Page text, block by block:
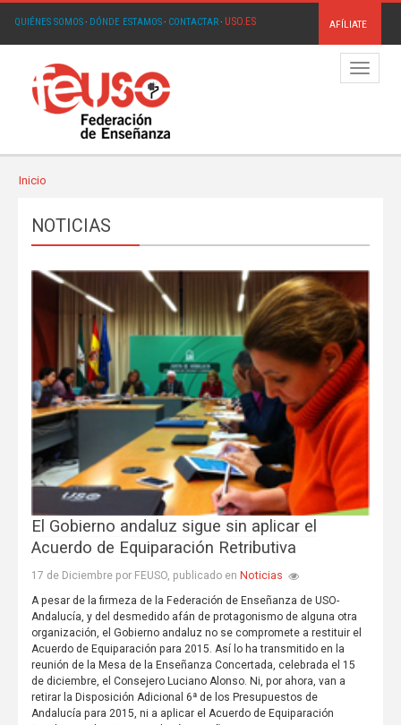
QUIÉNES SOMOS· DÓNDE ESTAMOS· CONTACTAR· USO.ES AFÍLIATE
Menú
Inicio
NOTICIAS
El Gobierno andaluz sigue sin aplicar el
Acuerdo de Equiparación Retributiva
17 de Diciembre por FEUSO, publicado en Noticias
A pesar de la firmeza de la Federación de Enseñanza de USO-
Andalucía, y del desmedido afán de protagonismo de alguna otra
organización, el Gobierno andaluz no se compromete a restituir el
Acuerdo de Equiparación para 2015. Así lo ha transmitido en la
reunión de la Mesa de la Enseñanza Concertada, celebrada el 15
de diciembre, el Consejero Luciano Alonso. Ni, por ahora, van a
retirar la Disposición Adicional 6ª de los Presupuestos de
Andalucía para 2015, ni a aplicar el Acuerdo de Equiparación